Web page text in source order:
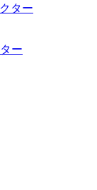
ター
ー